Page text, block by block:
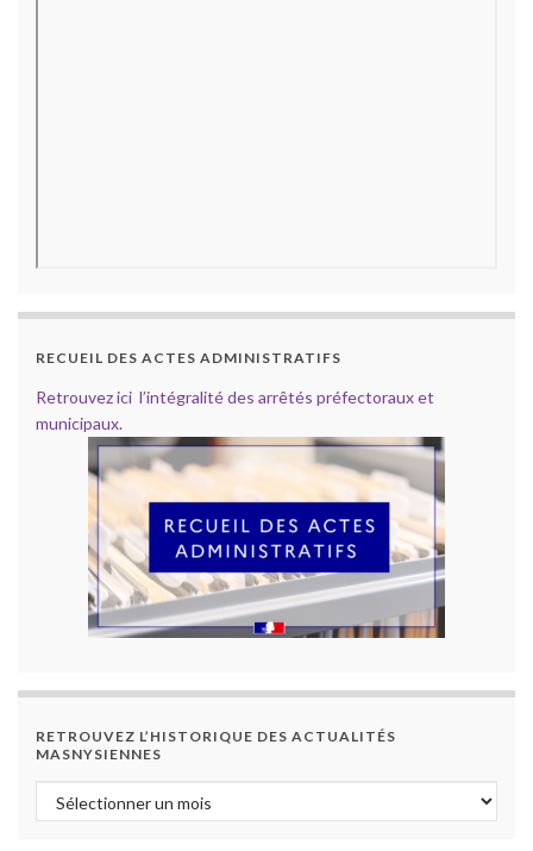
RECUEIL DES ACTES ADMINISTRATIFS
Retrouvez ici l’intégralité des arrêtés préfectoraux et
municipaux.
RETROUVEZ L’HISTORIQUE DES ACTUALITÉS
MASNYSIENNES
Retrouvez l’historique des actualités masnysiennes